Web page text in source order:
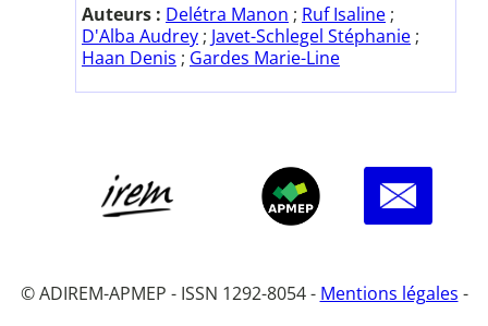
Auteurs : Delétra Manon ; Ruf Isaline ;
D'Alba Audrey ; Javet-Schlegel Stéphanie ;
Haan Denis ; Gardes Marie-Line
© ADIREM-APMEP - ISSN 1292-8054 - Mentions légales -